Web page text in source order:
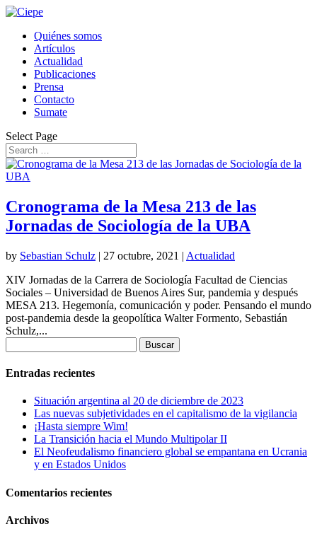
Quiénes somos
Artículos
Actualidad
Publicaciones
Prensa
Contacto
Sumate
Select Page
Cronograma de la Mesa 213 de las
Jornadas de Sociología de la UBA
by Sebastian Schulz | 27 octubre, 2021 | Actualidad
XIV Jornadas de la Carrera de Sociología Facultad de Ciencias
Sociales – Universidad de Buenos Aires Sur, pandemia y después
MESA 213. Hegemonía, comunicación y poder. Pensando el mundo
post-pandemia desde la geopolítica Walter Formento, Sebastián
Schulz,...
Entradas recientes
Situación argentina al 20 de diciembre de 2023
Las nuevas subjetividades en el capitalismo de la vigilancia
¡Hasta siempre Wim!
La Transición hacia el Mundo Multipolar II
El Neofeudalismo financiero global se empantana en Ucrania
y en Estados Unidos
Comentarios recientes
Archivos